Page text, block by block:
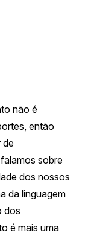
não é
então
de
sobre
dos nossos
da linguagem
dos
é mais uma